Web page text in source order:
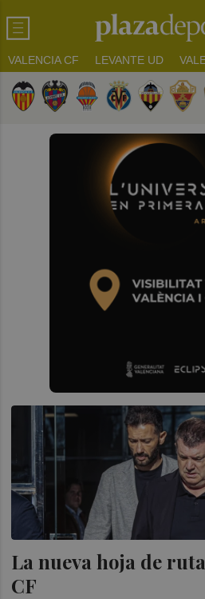
VALENCIA CF LEVANTE UD
La nueva hoja de
CF